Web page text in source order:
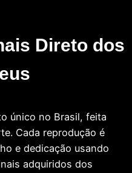
Direto dos
único no Brasil, feita
Cada reprodução é
e dedicação usando
adquiridos dos